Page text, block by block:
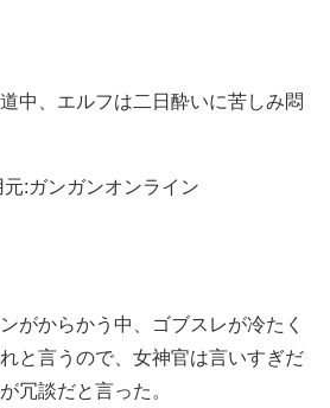
中、エルフは二日酔いに苦しみ悶
:ガンガンオンライン
がからかう中、ゴブスレが冷たく
と言うので、女神官は言いすぎだ
冗談だと言った。